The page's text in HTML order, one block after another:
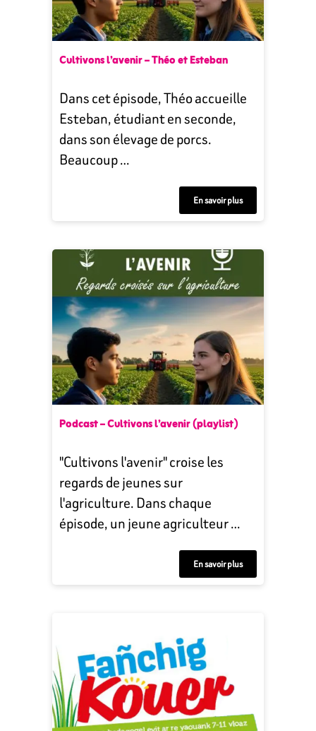
Cultivons l’avenir – Théo et Esteban
Dans cet épisode, Théo accueille
Esteban, étudiant en seconde,
dans son élevage de porcs.
Beaucoup …
En savoir plus
Podcast – Cultivons l’avenir (playlist)
"Cultivons l'avenir" croise les
regards de jeunes sur
l'agriculture. Dans chaque
épisode, un jeune agriculteur …
En savoir plus